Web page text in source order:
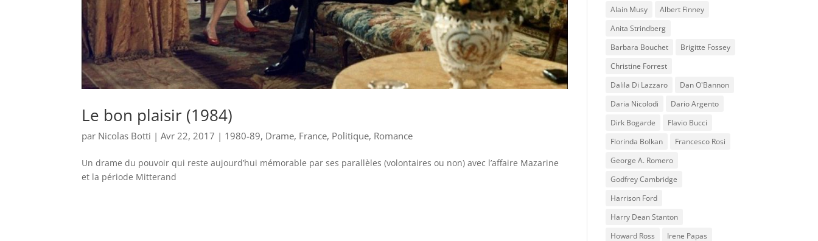
Le bon plaisir (1984)
par Nicolas Botti |Avr 22, 2017 | 1980-89, Drame, France, Politique, Romance
Un drame du pouvoir qui reste aujourd’hui mémorable par ses parallèles (volontaires ou non) avec l’affaire Mazarine
et la période Mitterand
Alain Musy
Albert Finney
Anita Strindberg
Barbara Bouchet
Brigitte Fossey
Christine Forrest
Dalila Di Lazzaro
Dan O'Bannon
Daria Nicolodi
Dario Argento
Dirk Bogarde
Flavio Bucci
Florinda Bolkan
Francesco Rosi
George A. Romero
Godfrey Cambridge
Harrison Ford
Harry Dean Stanton
Howard Ross
Irene Papas